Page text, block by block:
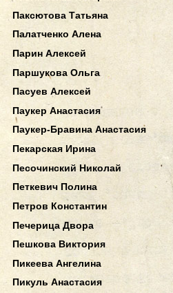
Паксютова Татьяна
Палатченко Алена
Парин Алексей
Паршукова Ольга
Пасуев Алексей
Паукер Анастасия
Паукер-Бравина Анастасия
Пекарская Ирина
Песочинский Николай
Петкевич Полина
Петров Константин
Печерица Двора
Пешкова Виктория
Пикеева Ангелина
Пикуль Анастасия